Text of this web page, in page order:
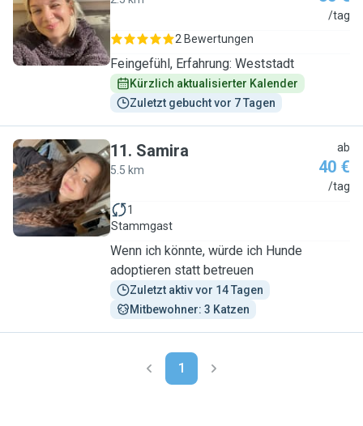
T
/tag
2 Bewertungen
Feingefühl, Erfahrung: Weststadt
Kürzlich aktualisierter Kalender
Zuletzt gebucht vor 7 Tagen
S
11. Samira
5.5 km
ab
40 €
/tag
1
Stammgast
Wenn ich könnte, würde ich Hunde
adoptieren statt betreuen
Zuletzt aktiv vor 14 Tagen
Mitbewohner: 3 Katzen
1